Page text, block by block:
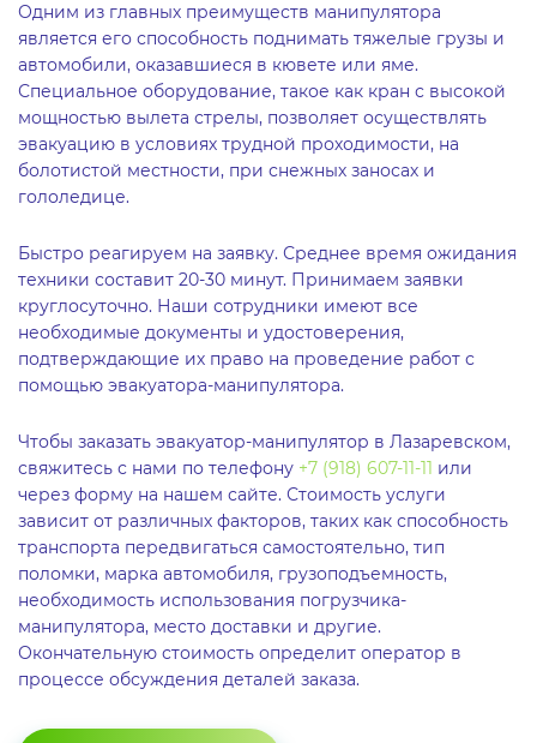
Одним из главных преимуществ манипулятора
является его способность поднимать тяжелые грузы и
автомобили, оказавшиеся в кювете или яме.
Специальное оборудование, такое как кран с высокой
мощностью вылета стрелы, позволяет осуществлять
эвакуацию в условиях трудной проходимости, на
болотистой местности, при снежных заносах и
гололедице.
Быстро реагируем на заявку. Среднее время ожидания
техники составит 20-30 минут. Принимаем заявки
круглосуточно. Наши сотрудники имеют все
необходимые документы и удостоверения,
подтверждающие их право на проведение работ с
помощью эвакуатора-манипулятора.
Чтобы заказать эвакуатор-манипулятор в Лазаревском,
свяжитесь с нами по телефону +7 (918) 607-11-11 или
через форму на нашем сайте. Стоимость услуги
зависит от различных факторов, таких как способность
транспорта передвигаться самостоятельно, тип
поломки, марка автомобиля, грузоподъемность,
необходимость использования погрузчика-
манипулятора, место доставки и другие.
Окончательную стоимость определит оператор в
процессе обсуждения деталей заказа.